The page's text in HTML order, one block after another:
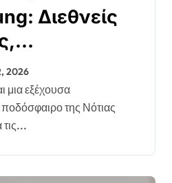
Διεθνείς
σε
Σημαντικά
2026
της Νότιας